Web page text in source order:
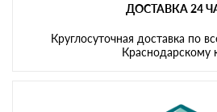
ДОСТАВКА 24
Круглосуточная доставка по
Краснодарскому